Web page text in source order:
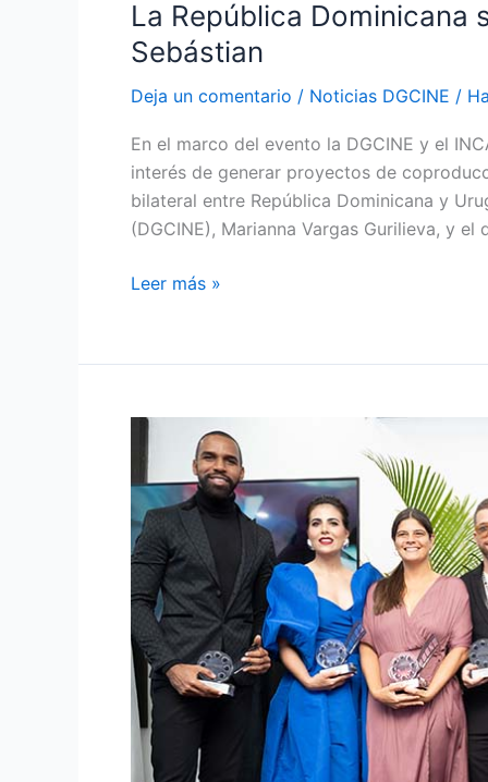
La República Dominicana
Sebástian
Deja un comentario / Noticias DGCINE /
En el marco del evento la DGCINE y el
interés de generar proyectos de
bilateral entre República Dominicana y
(DGCINE), Marianna Vargas Gurilieva, y
Leer más »
Adopresci
entrega
sus
galardones
en
la
III
edición
del
Premio
de
la
Crítica